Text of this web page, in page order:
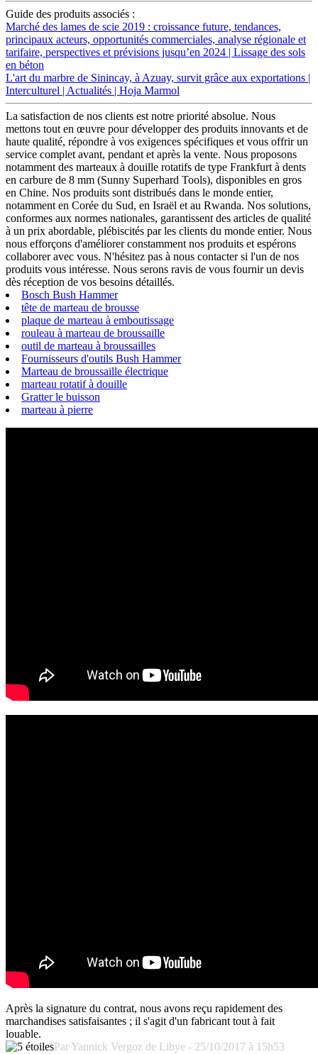
Guide des produits associés :
Marché des lames de scie 2019 : croissance future, tendances,
principaux acteurs, opportunités commerciales, analyse régionale et
tarifaire, perspectives et prévisions jusqu’en 2024 | Lissage des sols
en béton
L'art du marbre de Sinincay, à Azuay, survit grâce aux exportations |
Interculturel | Actualités | Hoja Marmol
La satisfaction de nos clients est notre priorité absolue. Nous
mettons tout en œuvre pour développer des produits innovants et de
haute qualité, répondre à vos exigences spécifiques et vous offrir un
service complet avant, pendant et après la vente. Nous proposons
notamment des marteaux à douille rotatifs de type Frankfurt à dents
en carbure de 8 mm (Sunny Superhard Tools), disponibles en gros
en Chine. Nos produits sont distribués dans le monde entier,
notamment en Corée du Sud, en Israël et au Rwanda. Nos solutions,
conformes aux normes nationales, garantissent des articles de qualité
à un prix abordable, plébiscités par les clients du monde entier. Nous
nous efforçons d'améliorer constamment nos produits et espérons
collaborer avec vous. N'hésitez pas à nous contacter si l'un de nos
produits vous intéresse. Nous serons ravis de vous fournir un devis
dès réception de vos besoins détaillés.
Bosch Bush Hammer
tête de marteau de brousse
plaque de marteau à emboutissage
rouleau à marteau de broussaille
outil de marteau à broussailles
Fournisseurs d'outils Bush Hammer
Marteau de broussaille électrique
marteau rotatif à douille
Gratter le buisson
marteau à pierre
Après la signature du contrat, nous avons reçu rapidement des
marchandises satisfaisantes ; il s'agit d'un fabricant tout à fait
louable.
Par Yannick Vergoz de Libye - 25/10/2017 à 15h53